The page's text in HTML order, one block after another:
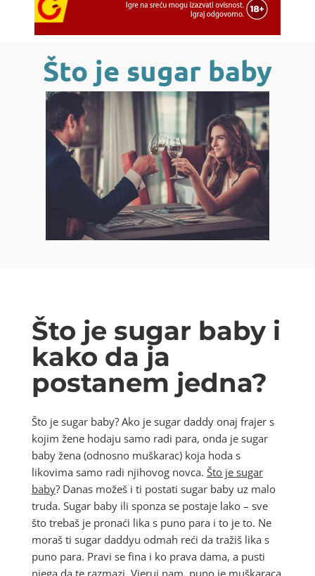
Što je sugar baby
Što je sugar baby i
kako da ja
postanem jedna?
Što je sugar baby? Ako je sugar daddy onaj frajer s
kojim žene hodaju samo radi para, onda je sugar
baby žena (odnosno muškarac) koja hoda s
likovima samo radi njihovog novca. Što je sugar
baby? Danas možeš i ti postati sugar baby uz malo
truda. Sugar baby ili sponza se postaje lako – sve
što trebaš je pronaći lika s puno para i to je to. Ne
moraš ti sugar daddyu odmah reći da tražiš lika s
puno para. Pravi se fina i ko prava dama, a pusti